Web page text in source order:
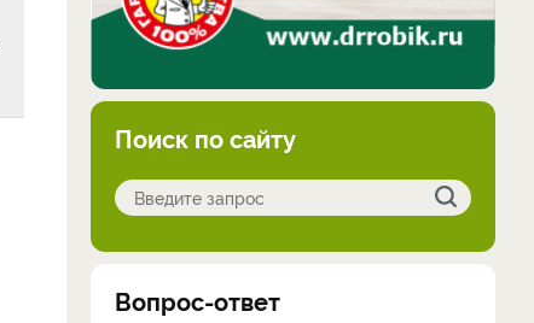
Поиск по сайту
Вопрос-ответ